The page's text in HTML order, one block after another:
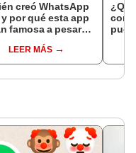
creó WhatsApp
por qué esta app
famosa a pesar
LEER MÁS